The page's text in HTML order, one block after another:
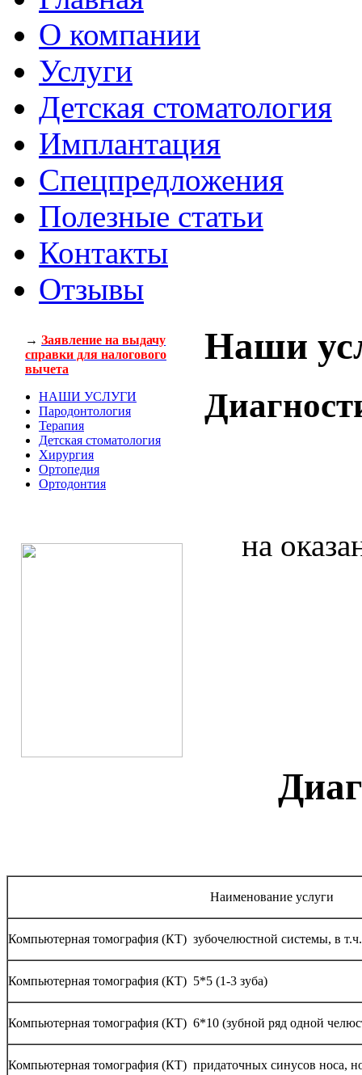
О компании
Услуги
Детская стоматология
Имплантация
Спецпредложения
Полезные статьи
Контакты
Отзывы
→ Заявление на выдачу
справки для налогового
вычета
НАШИ УСЛУГИ
Пародонтология
Терапия
Детская стоматология
Хирургия
Ортопедия
Ортодонтия
Наши
на
Наименование услуги
Компьютерная томография (КТ) зубочелюстной системы, в
Компьютерная томография (КТ) 5*5 (1-3 зуба)
Компьютерная томография (КТ) 6*10 (зубной ряд одной
Компьютерная томография (КТ) придаточных синусов носа,